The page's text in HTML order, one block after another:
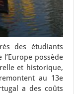
des étudiants
possède
et historique,
au 13e
a des coûts